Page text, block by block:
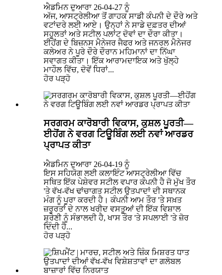
ਐਡਮਿਨ ਦੁਆਰਾ 26-04-27 ਨੂੰ
ਅੱਜ, ਆਸਟ੍ਰੇਲੀਆ ਤੋਂ ਗਾਹਕ ਸਾਡੀ ਕੰਪਨੀ ਦੇ ਦੌਰੇ ਅਤੇ
ਵਟਾਂਦਰੇ ਲਈ ਆਏ। ਉਨ੍ਹਾਂ ਨੇ ਸਾਡੇ ਦਫ਼ਤਰ ਦੀਆਂ
ਸਹੂਲਤਾਂ ਅਤੇ ਸਟੀਲ ਪਲਾਂਟ ਦੋਵਾਂ ਦਾ ਦੌਰਾ ਕੀਤਾ।
ਈਹੋਂਗ ਦੇ ਬਿਜ਼ਨਸ ਮੈਨੇਜਰ ਜੈਫਰ ਅਤੇ ਜਨਰਲ ਮੈਨੇਜਰ
ਕਲੇਅਰ ਨੇ ਪੂਰੇ ਦੌਰੇ ਦੌਰਾਨ ਮਹਿਮਾਨਾਂ ਦਾ ਨਿੱਘਾ
ਸਵਾਗਤ ਕੀਤਾ। ਇੱਕ ਆਰਾਮਦਾਇਕ ਅਤੇ ਖੁੱਲ੍ਹੇ
ਮਾਹੌਲ ਵਿੱਚ, ਦੋਵੇਂ ਧਿਰਾਂ...
ਹੋਰ ਪੜ੍ਹੋ
ਸਰਗਰਮ ਕਾਰੋਬਾਰੀ ਵਿਕਾਸ, ਕੁਸ਼ਲ ਪੂਰਤੀ—
ਈਹੋਂਗ ਨੇ ਵਰਗ ਟਿਊਬਿੰਗ ਲਈ ਨਵਾਂ ਆਰਡਰ
ਪ੍ਰਾਪਤ ਕੀਤਾ
ਐਡਮਿਨ ਦੁਆਰਾ 26-04-19 ਨੂੰ
ਇਸ ਸਹਿਯੋਗ ਲਈ ਕਲਾਇੰਟ ਆਸਟ੍ਰੇਲੀਆ ਵਿੱਚ
ਸਥਿਤ ਇੱਕ ਪੇਸ਼ੇਵਰ ਸਟੀਲ ਵਪਾਰ ਕੰਪਨੀ ਹੈ ਜੋ ਮੁੱਖ ਤੌਰ
'ਤੇ ਵੱਖ-ਵੱਖ ਢਾਂਚਾਗਤ ਸਟੀਲ ਉਤਪਾਦਾਂ ਦੀ ਸਥਾਨਕ
ਮੰਗ ਨੂੰ ਪੂਰਾ ਕਰਦੀ ਹੈ। ਕੰਪਨੀ ਆਮ ਤੌਰ 'ਤੇ ਸਖ਼ਤ
ਜ਼ਰੂਰਤਾਂ ਦੇ ਨਾਲ ਖਰੀਦ ਵਸਤੂਆਂ ਦੀ ਇੱਕ ਵਿਸ਼ਾਲ
ਸ਼੍ਰੇਣੀ ਨੂੰ ਸੰਭਾਲਦੀ ਹੈ, ਖਾਸ ਤੌਰ 'ਤੇ ਸਪਲਾਈ 'ਤੇ ਜ਼ੋਰ
ਦਿੰਦੀ ਹੈ...
ਹੋਰ ਪੜ੍ਹੋ